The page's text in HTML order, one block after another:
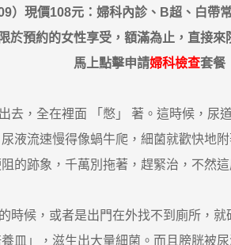
）現價108元：婦科內診、B超、白帶
限於預約的女性享受，額滿為止，直接來
馬上點擊申請婦科檢查套餐
，全在裡面 「憋」 著。這時候，尿
液流速慢得像蝸牛爬，細菌就歡快地
的跡象，千萬別拖著，趕緊治，不然
候，或者是出門在外找不到廁所，就
皿」，滋生出大量細菌。而且膀胱被